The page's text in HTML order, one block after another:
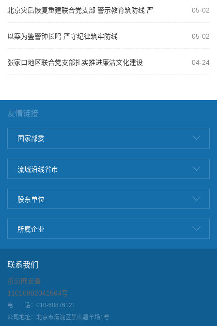
北京灾后恢复重建联合党支部 警示教育筑防线 严
05-02
以案为鉴警钟长鸣 严守纪律筑牢防线 05-02
张家口地区联合党支部扎实推进廉洁文化建设 04-24
友情链接
国家部委
流域沿线省市
股东单位
所属企业
联系我们
京公网安备
11010802041564号
电 话：010-68876121
公司地址：北京市海淀区黑山扈羊场1号